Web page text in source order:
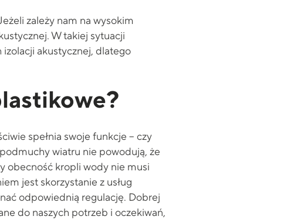
zależy nam na wysokim
W takiej sytuacji
akustycznej, dlatego
spełnia swoje funkcje – czy
wiatru nie powodują, że
obecność kropli wody nie musi
jest skorzystanie z usług
odpowiednią regulację. Dobrej
do naszych potrzeb i oczekiwań,